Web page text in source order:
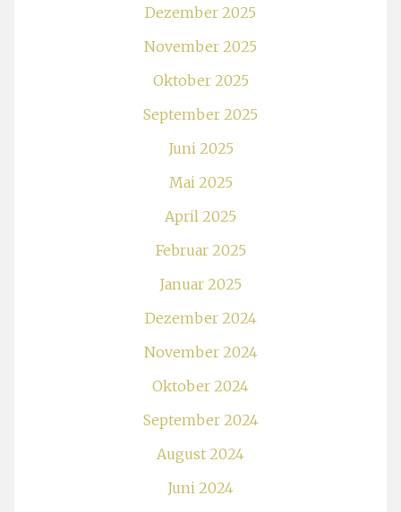
Dezember 2025
November 2025
Oktober 2025
September 2025
Juni 2025
Mai 2025
April 2025
Februar 2025
Januar 2025
Dezember 2024
November 2024
Oktober 2024
September 2024
August 2024
Juni 2024